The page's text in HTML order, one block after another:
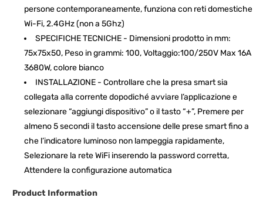
persone contemporaneamente, funziona con reti domestiche
Wi-Fi, 2.4GHz (non a 5Ghz)
SPECIFICHE TECNICHE - Dimensioni prodotto in mm:
75x75x50, Peso in grammi: 100, Voltaggio:100/250V Max 16A
3680W, colore bianco
INSTALLAZIONE - Controllare che la presa smart sia
collegata alla corrente dopodiché avviare l’applicazione e
selezionare “aggiungi dispositivo” o il tasto “+”, Premere per
almeno 5 secondi il tasto accensione delle prese smart fino a
che l’indicatore luminoso non lampeggia rapidamente,
Selezionare la rete WiFi inserendo la password corretta,
Attendere la configurazione automatica
Product Information